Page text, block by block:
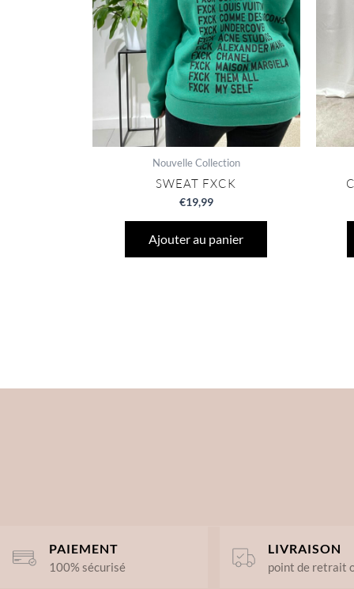
Nouvelle Collection
SWEAT FXCK
€19,99
Ajouter au panier
PAIEMENT
100% sécurisé
LIVRAISON
point de retrait